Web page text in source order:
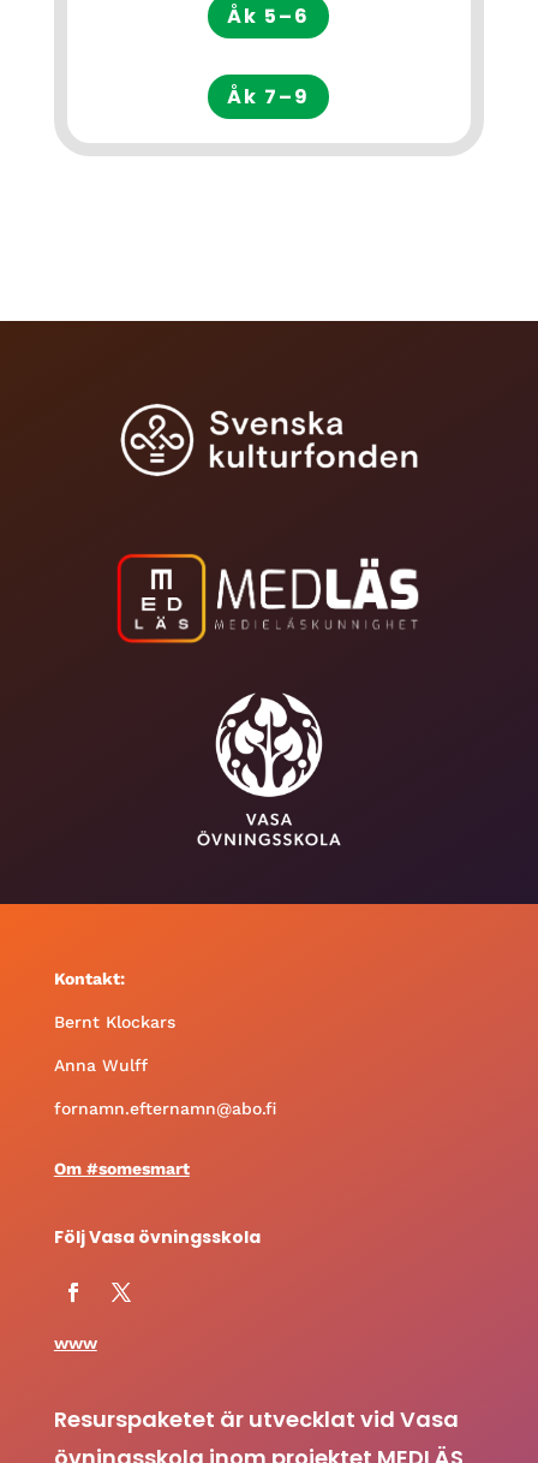
Åk 5–6
Åk 7–9
Kontakt:
Bernt Klockars
Anna Wulff
fornamn.efternamn@abo.fi
Om #somesmart
Följ Vasa övningsskola
www
Resurspaketet är utvecklat vid Vasa